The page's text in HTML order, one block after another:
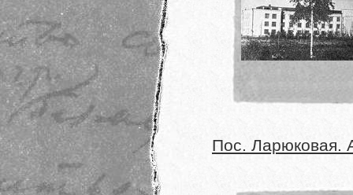
Пос. Ларюковая.